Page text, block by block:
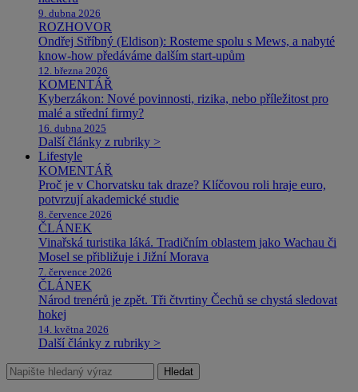
9. dubna 2026
ROZHOVOR
Ondřej Stříbný (Eldison): Rosteme spolu s Mews, a nabyté
know-how předáváme dalším start-upům
12. března 2026
KOMENTÁŘ
Kyberzákon: Nové povinnosti, rizika, nebo příležitost pro
malé a střední firmy?
16. dubna 2025
Další články z rubriky >
Lifestyle
KOMENTÁŘ
Proč je v Chorvatsku tak draze? Klíčovou roli hraje euro,
potvrzují akademické studie
8. července 2026
ČLÁNEK
Vinařská turistika láká. Tradičním oblastem jako Wachau či
Mosel se přibližuje i Jižní Morava
7. července 2026
ČLÁNEK
Národ trenérů je zpět. Tři čtvrtiny Čechů se chystá sledovat
hokej
14. května 2026
Další články z rubriky >
Hledat